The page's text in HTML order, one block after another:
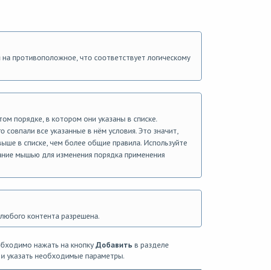
противоположное, что соответствует логическому
порядке, в котором они указаны в списке.
все указанные в нём условия. Это значит,
в списке, чем более общие правила. Используйте
мышью для изменения порядка применения
контента разрешена.
нажать на кнопкуДобавить в разделе
указать необходимые параметры.